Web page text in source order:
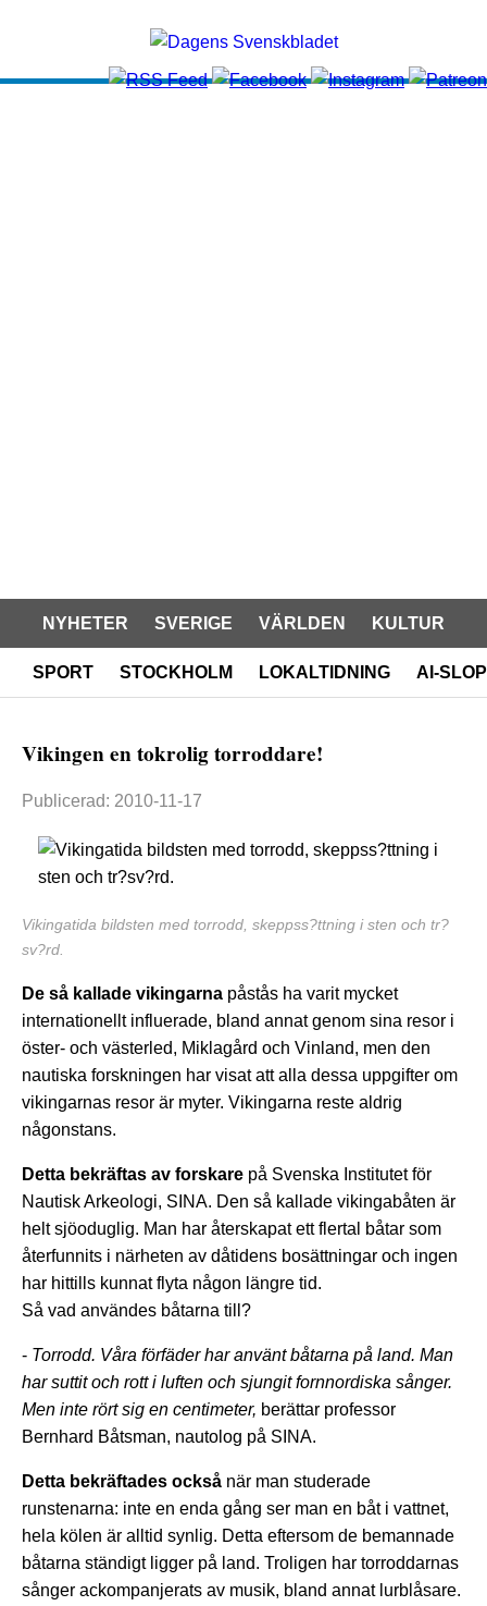
NYHETER SVERIGE VÄRLDEN KULTUR
SPORT STOCKHOLM LOKALTIDNING AI-SLOP
Vikingen en tokrolig torroddare!
Publicerad: 2010-11-17
Vikingatida bildsten med torrodd, skeppss?ttning i sten och tr?
sv?rd.
De så kallade vikingarna påstås ha varit mycket
internationellt influerade, bland annat genom sina resor i
öster- och västerled, Miklagård och Vinland, men den
nautiska forskningen har visat att alla dessa uppgifter om
vikingarnas resor är myter. Vikingarna reste aldrig
någonstans.
Detta bekräftas av forskare på Svenska Institutet för
Nautisk Arkeologi, SINA. Den så kallade vikingabåten är
helt sjöoduglig. Man har återskapat ett flertal båtar som
återfunnits i närheten av dåtidens bosättningar och ingen
har hittills kunnat flyta någon längre tid.
Så vad användes båtarna till?
- Torrodd. Våra förfäder har använt båtarna på land. Man
har suttit och rott i luften och sjungit fornnordiska sånger.
Men inte rört sig en centimeter, berättar professor
Bernhard Båtsman, nautolog på SINA.
Detta bekräftades också när man studerade
runstenarna: inte en enda gång ser man en båt i vattnet,
hela kölen är alltid synlig. Detta eftersom de bemannade
båtarna ständigt ligger på land. Troligen har torroddarnas
sånger ackompanjerats av musik, bland annat lurblåsare.